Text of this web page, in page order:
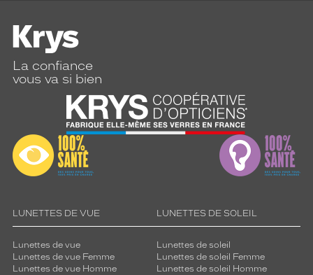
La confiance
vous va si bien
LUNETTES DE VUE
Lunettes de vue
Lunettes de vue Femme
Lunettes de vue Homme
LUNETTES DE SOLEIL
Lunettes de soleil
Lunettes de soleil Femme
Lunettes de soleil Homme